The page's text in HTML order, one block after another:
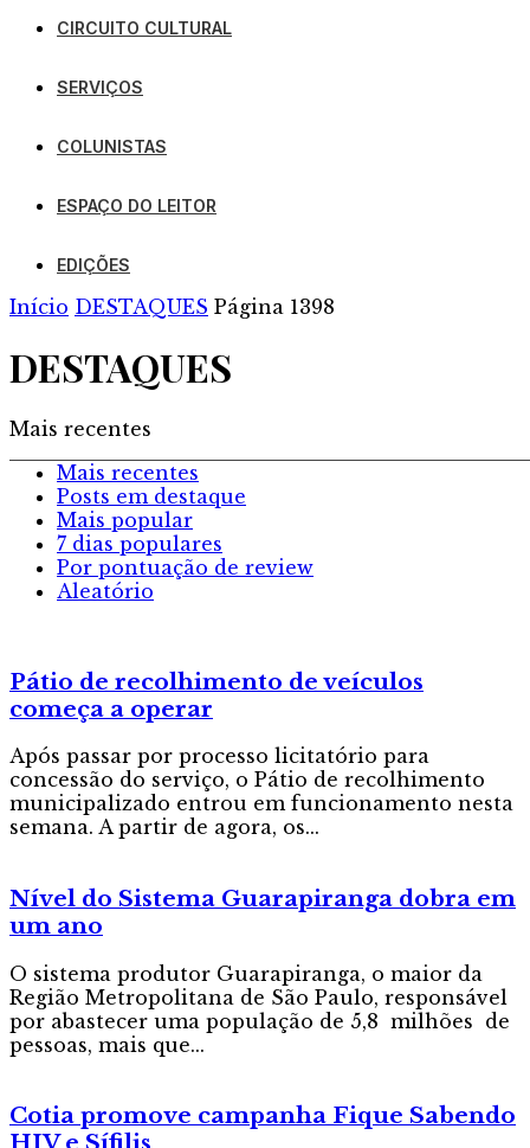
CIRCUITO CULTURAL
SERVIÇOS
COLUNISTAS
ESPAÇO DO LEITOR
EDIÇÕES
Início DESTAQUES Página 1398
DESTAQUES
Mais recentes
Mais recentes
Posts em destaque
Mais popular
7 dias populares
Por pontuação de review
Aleatório
Pátio de recolhimento de veículos
começa a operar
Após passar por processo licitatório para
concessão do serviço, o Pátio de recolhimento
municipalizado entrou em funcionamento nesta
semana. A partir de agora, os...
Nível do Sistema Guarapiranga dobra em
um ano
O sistema produtor Guarapiranga, o maior da
Região Metropolitana de São Paulo, responsável
por abastecer uma população de 5,8 milhões de
pessoas, mais que...
Cotia promove campanha Fique Sabendo